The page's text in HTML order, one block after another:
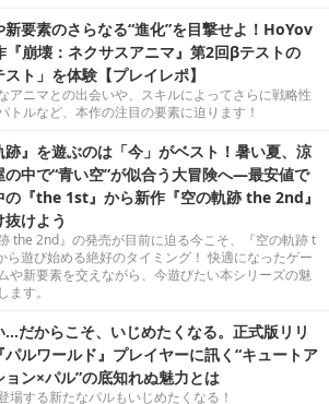
新要素のさらなる“進化”を目撃せよ！HoYov
『崩壊：ネクサスアニマ』第2回βテストの
スト」を体験【プレイレポ】
アニマとの出会いや、スキルによってさらに戦略性
トルなど、本作の注目の要素に迫ります！
跡』を遊ぶのは「今」がベスト！暑い夏、涼
の中で“青い空”が似合う大冒険へ―最安値で
の『the 1st』から新作『空の軌跡 the 2nd』
抜けよう
the 2nd』の発売が目前に迫る今こそ、『空の軌跡 t
ら遊び始める絶好のタイミング！ 快適になったゲー
や新要素を交えながら、今遊びたい本シリーズの魅
ます。
…だからこそ、いじめたくなる。正式版リリ
パルワールド』プレイヤーに訊く“キュートア
ョン×パル”の底知れぬ魅力とは
場する新たなパルもいじめたくなる！